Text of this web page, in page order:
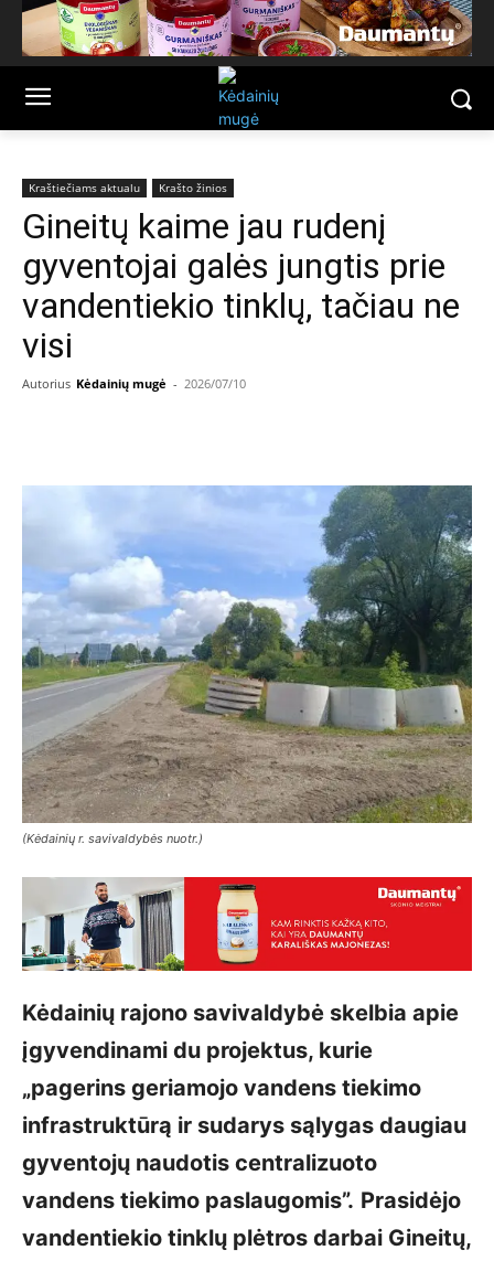
Kraštiečiams aktualu Krašto žinios
Gineitų kaime jau rudenį
gyventojai galės jungtis prie
vandentiekio tinklų, tačiau ne
visi
Autorius Kėdainių mugė - 2026/07/10
(Kėdainių r. savivaldybės nuotr.)
Kėdainių rajono savivaldybė skelbia apie
įgyvendinami du projektus, kurie
„pagerins geriamojo vandens tiekimo
infrastruktūrą ir sudarys sąlygas daugiau
gyventojų naudotis centralizuoto
vandens tiekimo paslaugomis”. Prasidėjo
vandentiekio tinklų plėtros darbai Gineitų,